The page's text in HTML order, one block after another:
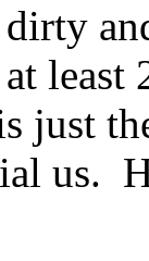
just
us.